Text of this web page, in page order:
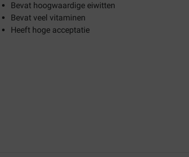
Bevat hoogwaardige eiwitten
Bevat veel vitaminen
Heeft hoge acceptatie